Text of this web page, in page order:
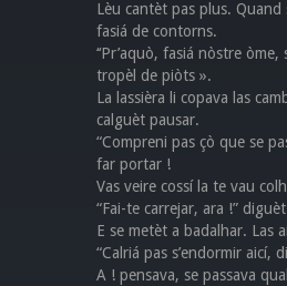
Lèu cantèt pas plus.
fasiá de contorns.
‘‘Pr’aquò, fasiá nòstre
tropèl de piòts ».
La lassièra li copava las
calguèt pausar.
“Compreni pas çò que se
far portar !
Vas veire cossí la te vau
“Fai-te carrejar, ara !”
E se metèt a badalhar. Las
“Calriá pas s’endormir
A ! pensava, se passava